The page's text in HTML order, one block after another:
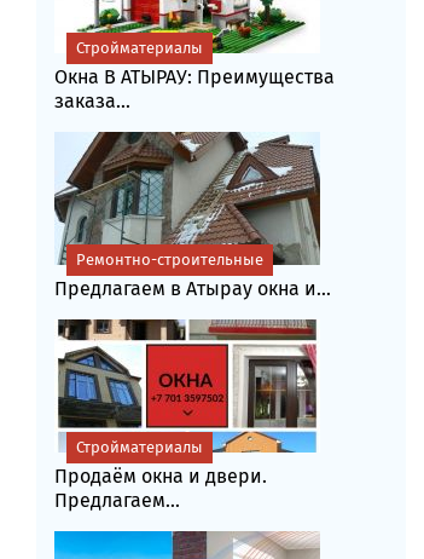
Окна В АТЫРАУ: Преимущества
заказа...
Стройматериалы
Предлагаем в Атырау окна и...
Ремонтно-строительные
Продаём окна и двери.
Предлагаем...
Стройматериалы